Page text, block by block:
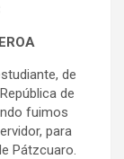
de
de
fuimos
para
Pátzcuaro.